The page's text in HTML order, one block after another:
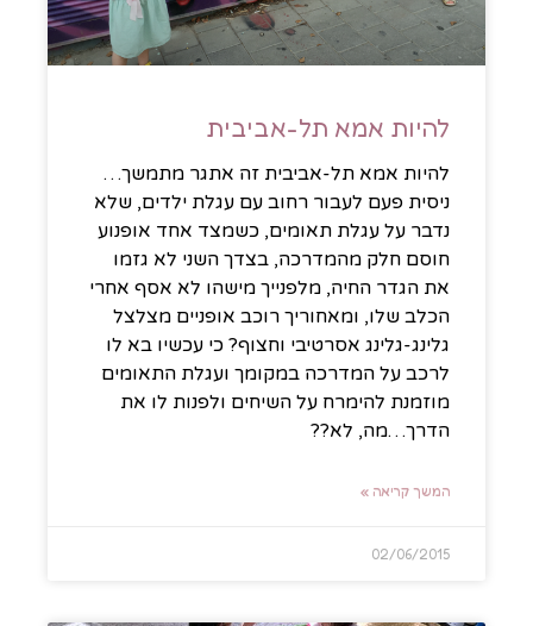
להיות אמא תל-אביבית
להיות אמא תל-אביבית זה אתגר מתמשך…
ניסית פעם לעבור רחוב עם עגלת ילדים, שלא
נדבר על עגלת תאומים, כשמצד אחד אופנוע
חוסם חלק מהמדרכה, בצדך השני לא גזמו
את הגדר החיה, מלפנייך מישהו לא אסף אחרי
הכלב שלו, ומאחוריך רוכב אופניים מצלצל
גלינג-גלינג אסרטיבי וחצוף? כי עכשיו בא לו
לרכב על המדרכה במקומך ועגלת התאומים
מוזמנת להימרח על השיחים ולפנות לו את
הדרך…מה, לא??
המשך קריאה »
02/06/2015